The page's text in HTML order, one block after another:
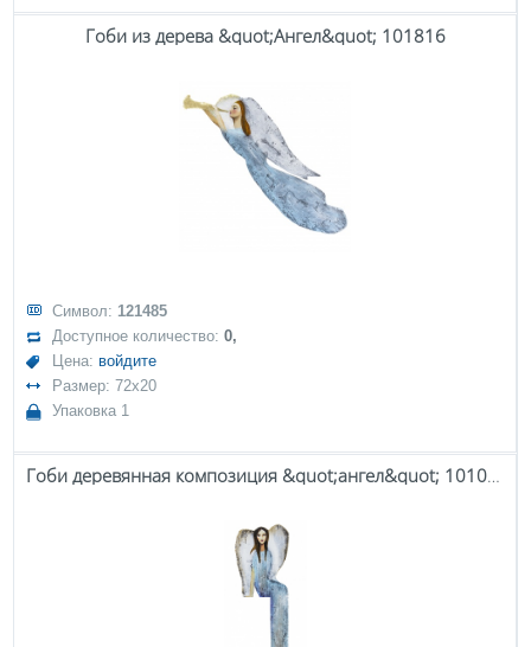
Гоби из дерева &quot;Ангел&quot; 101816
Символ: 121485
Доступное количество:0,
Цена: войдите
Размер: 72x20
Упаковка 1
Гоби деревянная композиция &quot;ангел&quot; 101046